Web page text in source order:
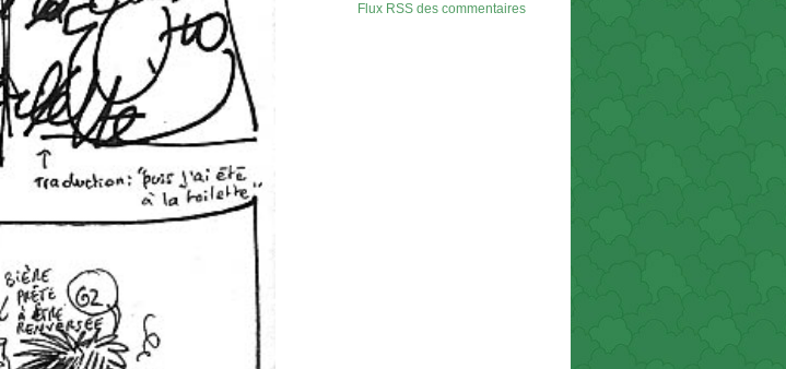
Flux RSS des commentaires